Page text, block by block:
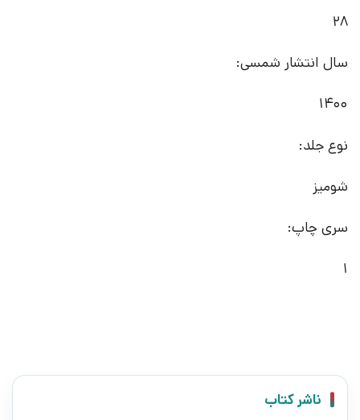
28
سال انتشار شمسی:
1400
نوع جلد:
شومیز
سری چاپ:
1
ناشر کتاب